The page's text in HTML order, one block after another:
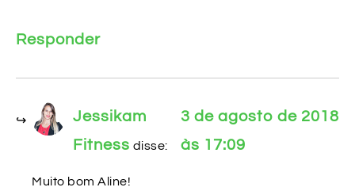
Responder
Jessikam
Fitness disse:
3 de agosto de 2018
às 17:09
Muito bom Aline!